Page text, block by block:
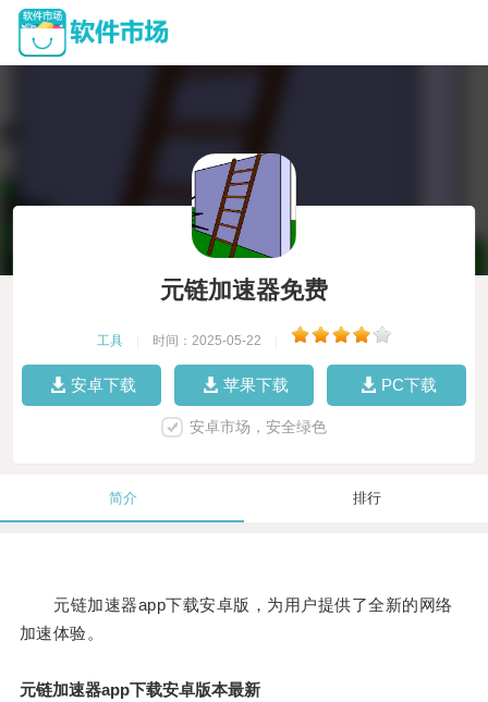
元链加速器免费
工具 时间：2025-05-22
安卓下载 苹果下载 PC下载
安卓市场，安全绿色
简介 排行
元链加速器app下载安卓版，为用户提供了全新的网络
加速体验。
元链加速器app下载安卓版本最新